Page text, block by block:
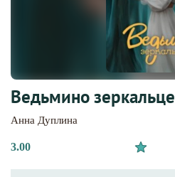
Ведьмино зеркальце
Анна Дуплина
3.00